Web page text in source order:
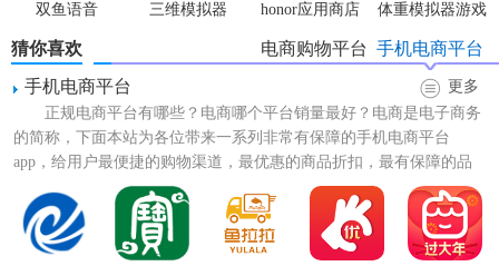
双鱼语音
三维模拟器
honor应用商店 体重模拟器游戏
猜你喜欢 手机电商平台
电商购物平台
手机电商平台
更多
正规电商平台有哪些？电商哪个平台销量最好？电商是电子商务
的简称，下面本站为各位带来一系列非常有保障的手机电商平台
app，给用户最便捷的购物渠道，最优惠的商品折扣，最有保障的品
牌电商，让大家买的放心，用...